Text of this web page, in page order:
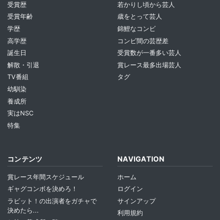
受賞歴
受賞年齢
学歴
高学歴
誕生日
解散・引退
TV番組
幼馴染
養成所
実はNSC
特集
若かりし頃から芸人
歳をとって芸人
錦鯉なコンビ
コンビ間の芸歴差
受賞数が一番多い芸人
賞レース最多出場芸人
タグ
コンテンツ
賞レース年間スケジュール
ギャグコンボを決めろ！
ラビット！の出演者をガチャで
決めたら...
NAVIGATION
ホーム
ログイン
サインアップ
利用規約